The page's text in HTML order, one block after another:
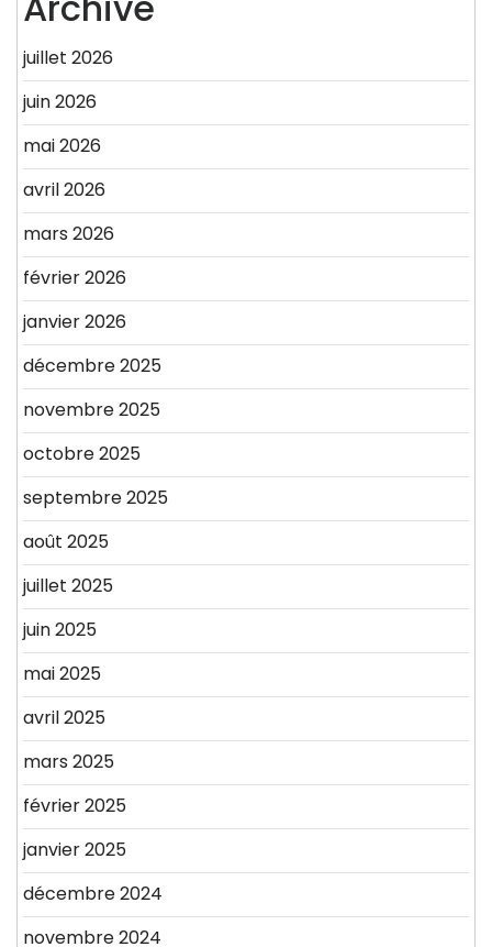
juillet 2026
juin 2026
mai 2026
avril 2026
mars 2026
février 2026
janvier 2026
décembre 2025
novembre 2025
octobre 2025
septembre 2025
août 2025
juillet 2025
juin 2025
mai 2025
avril 2025
mars 2025
février 2025
janvier 2025
décembre 2024
novembre 2024